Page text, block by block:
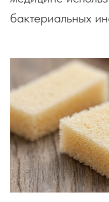
бактериальных